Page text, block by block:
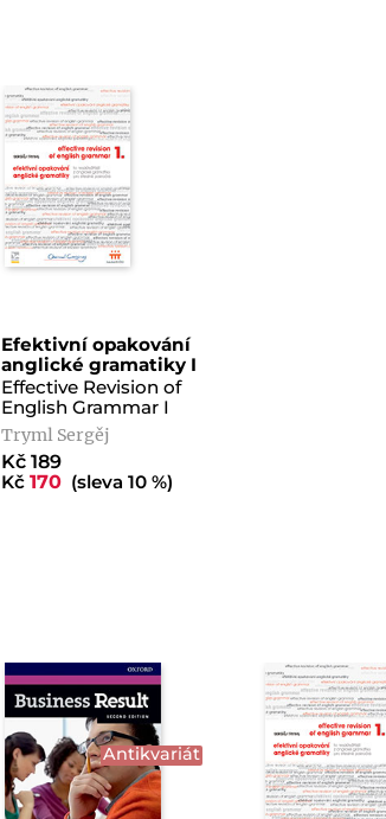
Efektivní opakování
anglické gramatiky I
Effective Revision of
English Grammar I
Tryml Sergěj
Kč 189
Kč170 (sleva 10 %)
Antikvariát